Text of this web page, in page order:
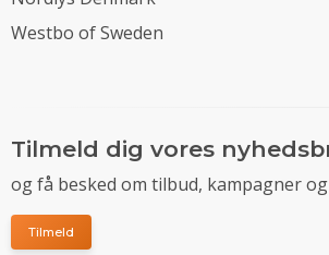
Westbo of Sweden
Tilmeld dig vores
og få besked om tilbud, kampagner
Tilmeld